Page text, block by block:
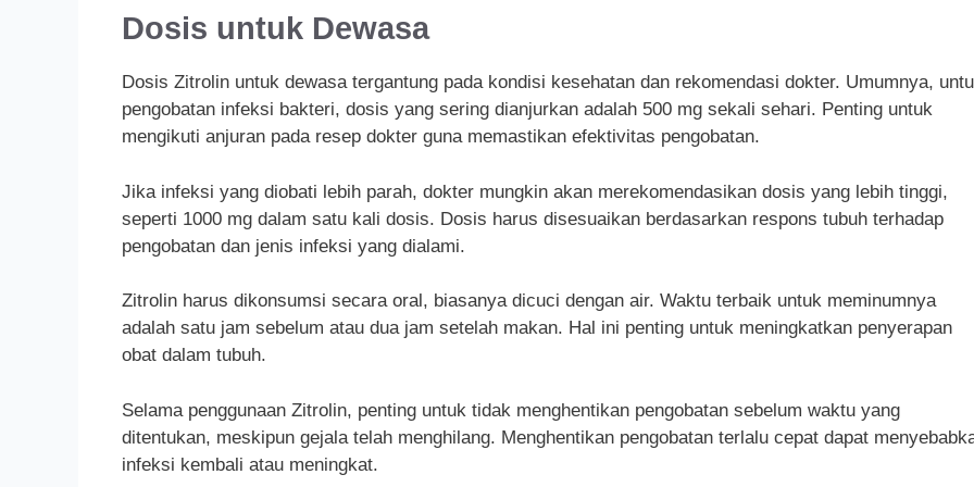
Dosis untuk Dewasa
Dosis Zitrolin untuk dewasa tergantung pada kondisi kesehatan dan rekomendasi dokter. Umumnya,
pengobatan infeksi bakteri, dosis yang sering dianjurkan adalah 500 mg sekali sehari. Penting untuk
mengikuti anjuran pada resep dokter guna memastikan efektivitas pengobatan.
Jika infeksi yang diobati lebih parah, dokter mungkin akan merekomendasikan dosis yang lebih tinggi,
seperti 1000 mg dalam satu kali dosis. Dosis harus disesuaikan berdasarkan respons tubuh terhadap
pengobatan dan jenis infeksi yang dialami.
Zitrolin harus dikonsumsi secara oral, biasanya dicuci dengan air. Waktu terbaik untuk meminumnya
adalah satu jam sebelum atau dua jam setelah makan. Hal ini penting untuk meningkatkan penyerapan
obat dalam tubuh.
Selama penggunaan Zitrolin, penting untuk tidak menghentikan pengobatan sebelum waktu yang
ditentukan, meskipun gejala telah menghilang. Menghentikan pengobatan terlalu cepat dapat
infeksi kembali atau meningkat.